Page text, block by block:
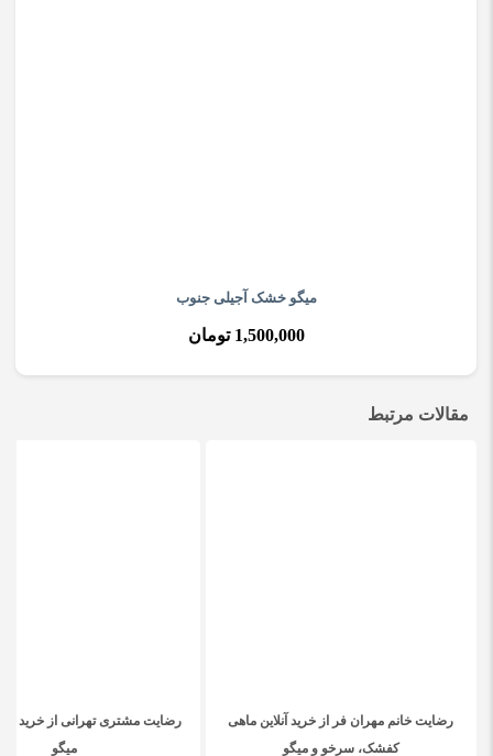
میگو خشک آجیلی جنوب
1,500,000 تومان
مقالات مرتبط
رضایت خانم مهران فر از خرید آنلاین ماهی
کفشک، سرخو و میگو
رضایت مشتری تهرانی از خرید
میگو